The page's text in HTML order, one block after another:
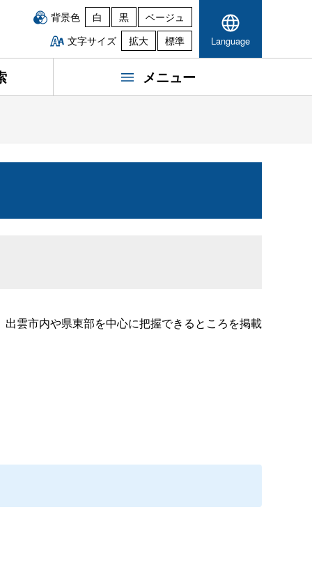
背景色 白 黒
ベージュ
文字サイズ
拡大 標準 Language
メニュー
雲市内や県東部を中心に把握できるところを掲載